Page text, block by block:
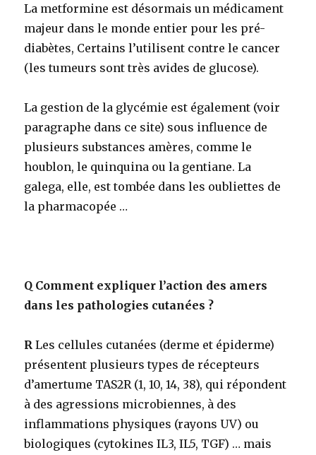
La metformine est désormais un médicament
majeur dans le monde entier pour les pré-
diabètes, Certains l’utilisent contre le cancer
(les tumeurs sont très avides de glucose).
La gestion de la glycémie est également (voir
paragraphe dans ce site) sous influence de
plusieurs substances amères, comme le
houblon, le quinquina ou la gentiane. La
galega, elle, est tombée dans les oubliettes de
la pharmacopée …
Q Comment expliquer l’action des amers
dans les pathologies cutanées ?
RLes cellules cutanées (derme et épiderme)
présentent plusieurs types de récepteurs
d’amertume TAS2R (1, 10, 14, 38), qui répondent
à des agressions microbiennes, à des
inflammations physiques (rayons UV) ou
biologiques (cytokines IL3, IL5, TGF) … mais